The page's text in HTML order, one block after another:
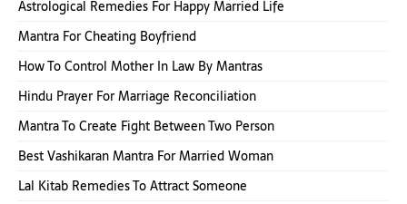
Astrological Remedies For Happy Married Life
Mantra For Cheating Boyfriend
How To Control Mother In Law By Mantras
Hindu Prayer For Marriage Reconciliation
Mantra To Create Fight Between Two Person
Best Vashikaran Mantra For Married Woman
Lal Kitab Remedies To Attract Someone